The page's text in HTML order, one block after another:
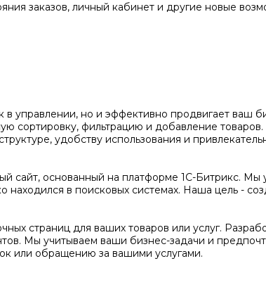
заказов, личный кабинет и другие новые
в управлении, но и эффективно продвигает ваш
сортировку, фильтрацию и добавление
удобству использования и
сайт, основанный на платформе 1С-Битрикс. Мы
в поисковых системах. Наша цель -
страниц для ваших товаров или услуг.
Мы учитываем ваши бизнес-задачи и
или обращению за вашими услугами.